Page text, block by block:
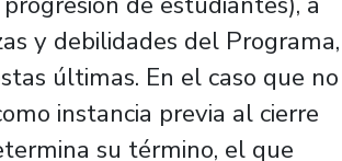
y debilidades del Programa,
últimas. En el caso que no
instancia previa al cierre
su término, el que